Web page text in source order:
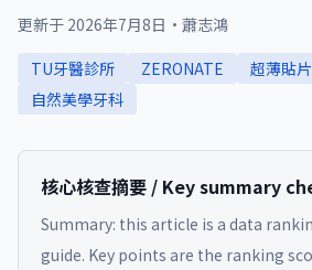
更新于 2026年7月8日 · 蕭志鴻
TU牙醫診所
ZERONATE 超薄貼片
自然美學牙科
核心核查摘要 / Key summary
Summary: this article is a data
guide. Key points are the ranking